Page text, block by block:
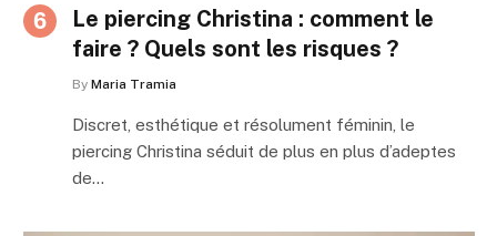
Le piercing Christina : comment le
faire ? Quels sont les risques ?
By Maria Tramia
Discret, esthétique et résolument féminin, le
piercing Christina séduit de plus en plus d’adeptes
de…